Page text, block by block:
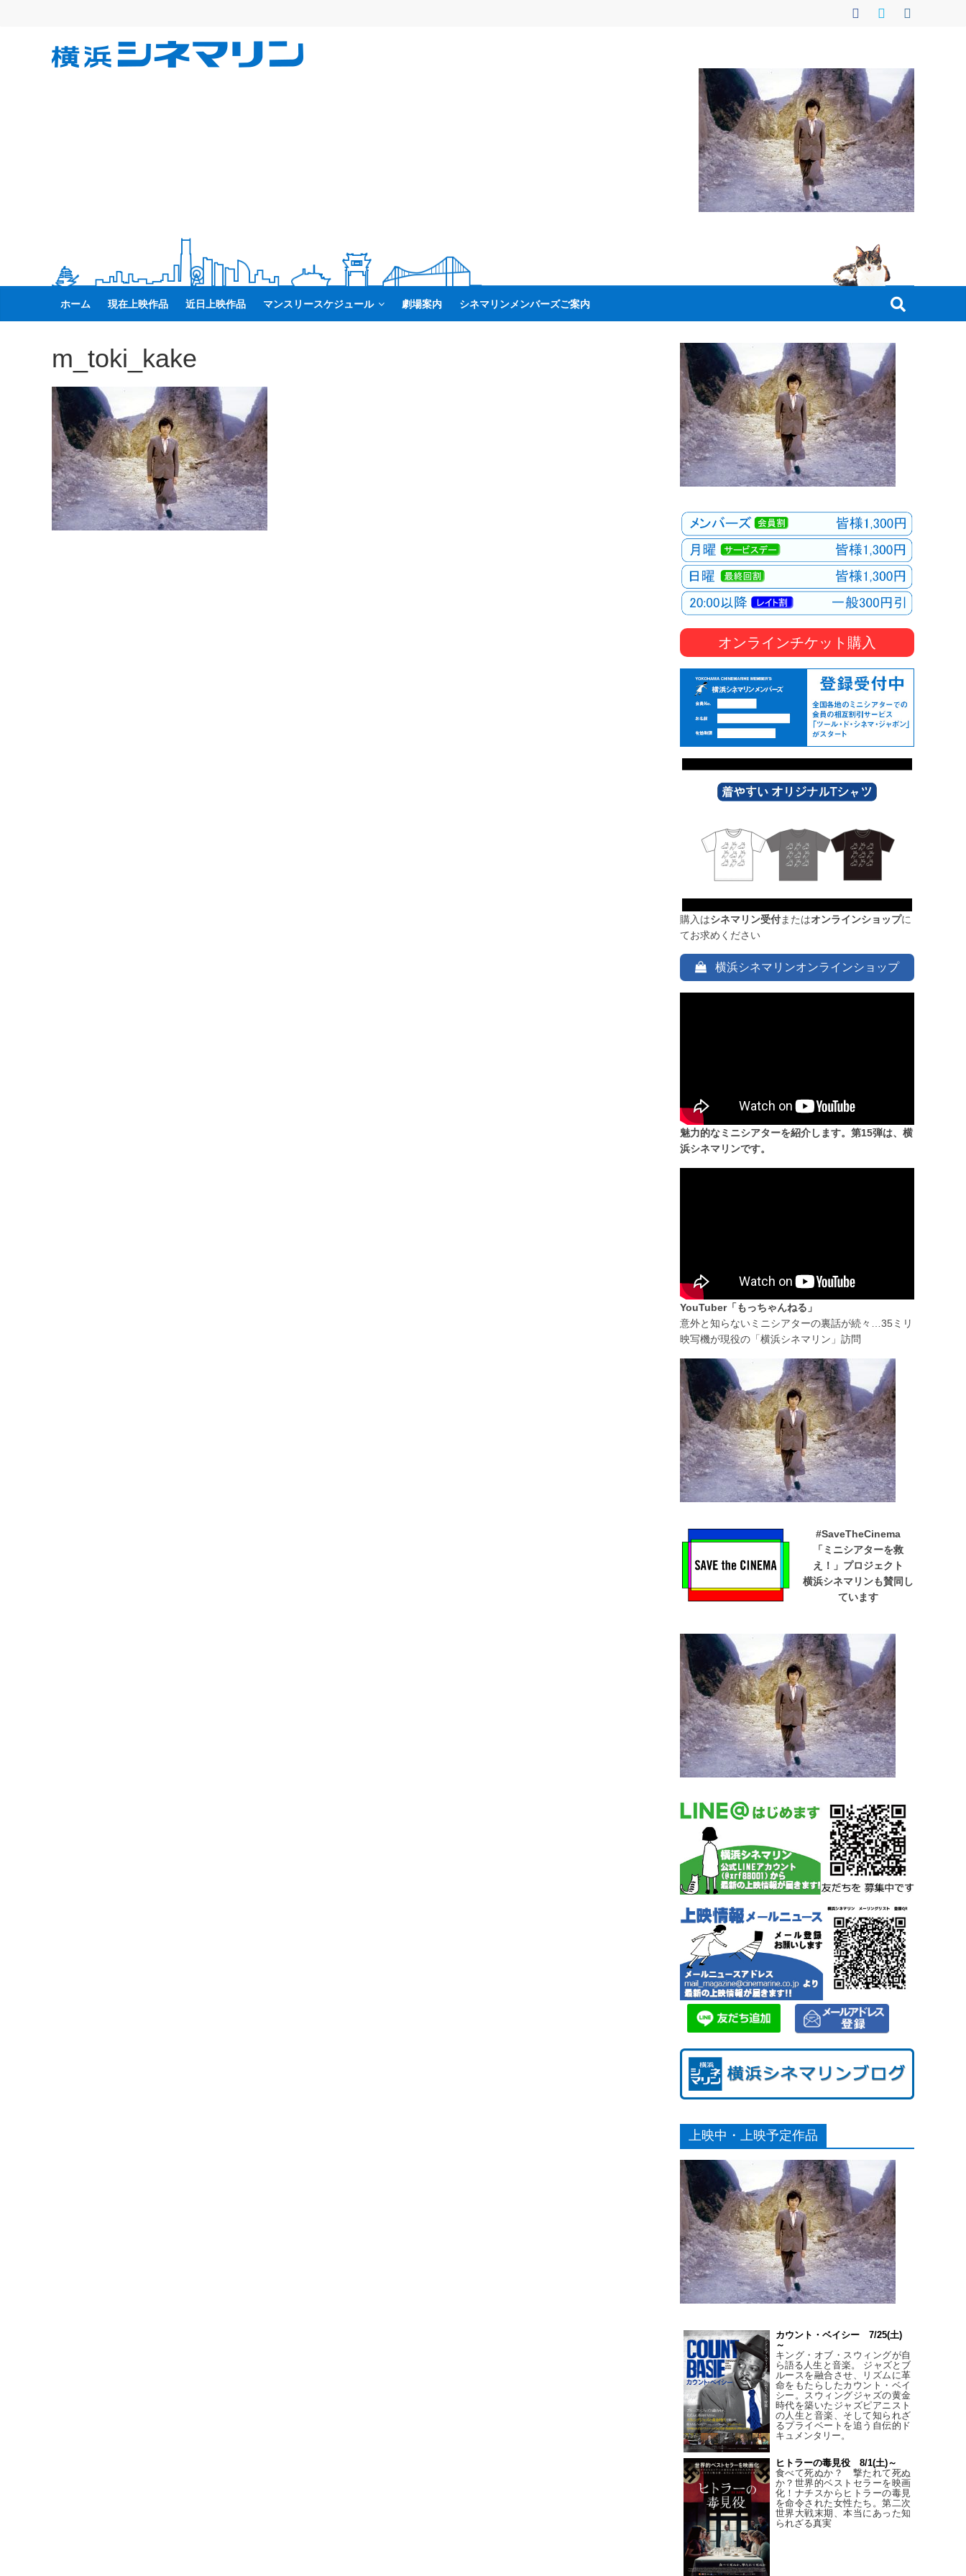
横
リ
ン
た
映
画
は
こ
の
街
で
ホーム 現在上映作品 近日上映作品 マンスリースケジュール 劇場案内 シネマリンメンバーズご案内
m_toki_kake
オンラインチケット購入
購入はシネマリン受付またはオンラインショップに
てお求めください
横浜シネマリンオンラインショップ
魅力的なミニシアターを紹介します。第15弾は、横
浜シネマリンです。
YouTuber「もっちゃんねる」
意外と知らないミニシアターの裏話が続々…35ミリ
映写機が現役の「横浜シネマリン」訪問
#SaveTheCinema
「ミニシアターを救
え！」プロジェクト
横浜シネマリンも賛同し
ています
上映中・上映予定作品
カウント・ベイシー 7/25(土)
～
キング・オブ・スウィングが自
ら語る人生と音楽。 ジャズとブ
ルースを融合させ、リズムに革
命をもたらしたカウント・ベイ
シー。スウィングジャズの黄金
時代を築いたジャズピアニスト
の人生と音楽、そして知られざ
るプライベートを追う自伝的ド
キュメンタリー。
ヒトラーの毒見役 8/1(土)～
食べて死ぬか？ 撃たれて死ぬ
か？世界的ベストセラーを映画
化！ナチスからヒトラーの毒見
を命令された女性たち。第二次
世界大戦末期、本当にあった知
られざる真実